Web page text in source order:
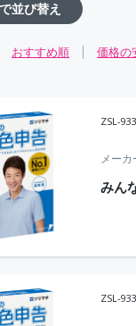
並び替え
おすすめ順 価格の
ZSL-
みん
メーカ
ZSL-